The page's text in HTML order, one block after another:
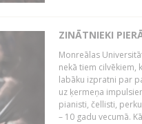
ZINĀTNIEKI
Monreālas
nekā tiem cilvēkiem,
labāku izpratni par
uz ķermeņa
pianisti, čellisti,
– 10 gadu vecumā.